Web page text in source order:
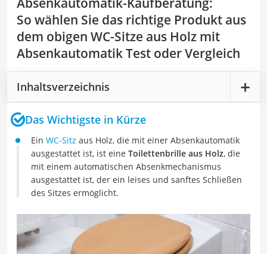
So wählen Sie das richtige Produkt aus
dem obigen WC-Sitze aus Holz mit
Absenkautomatik Test oder Vergleich
Inhaltsverzeichnis
Das Wichtigste in Kürze
Ein WC-Sitz aus Holz, die mit einer Absenkautomatik
ausgestattet ist, ist eine Toilettenbrille aus Holz, die
mit einem automatischen Absenkmechanismus
ausgestattet ist, der ein leises und sanftes Schließen
des Sitzes ermöglicht.